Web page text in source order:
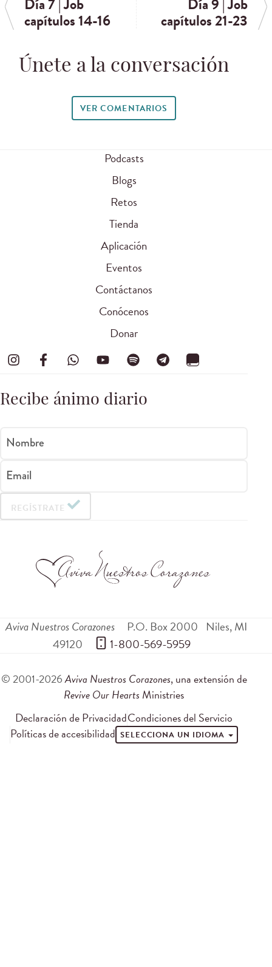
capítulos 14-16 capítulos 21-23
Únete a la conversación
VER COMENTARIOS
Podcasts
Blogs
Retos
Tienda
Aplicación
Eventos
Contáctanos
Conócenos
Donar
Recibe ánimo diario
Nombre
Email
REGÍSTRATE
Aviva Nuestros Corazones P.O. Box 2000 Niles,MI
49120
1-800-569-5959
© 2001-2026Aviva Nuestros Corazones, una extensión de
Revive Our Hearts Ministries
Declaración de PrivacidadCondiciones del Servicio
Políticas de accesibilidad SELECCIONA UN IDIOMA